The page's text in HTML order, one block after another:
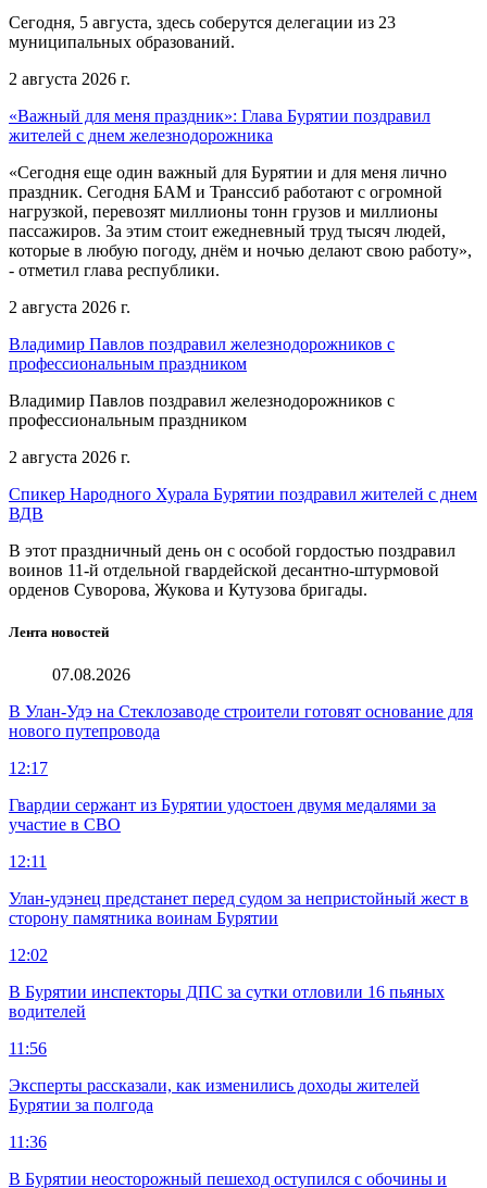
Сегодня, 5 августа, здесь соберутся делегации из 23
муниципальных образований.
2 августа 2026 г.
«Важный для меня праздник»: Глава Бурятии поздравил
жителей с днем железнодорожника
«Сегодня еще один важный для Бурятии и для меня лично
праздник. Сегодня БАМ и Транссиб работают с огромной
нагрузкой, перевозят миллионы тонн грузов и миллионы
пассажиров. За этим стоит ежедневный труд тысяч людей,
которые в любую погоду, днём и ночью делают свою работу»,
- отметил глава республики.
2 августа 2026 г.
Владимир Павлов поздравил железнодорожников с
профессиональным праздником
Владимир Павлов поздравил железнодорожников с
профессиональным праздником
2 августа 2026 г.
Спикер Народного Хурала Бурятии поздравил жителей с днем
ВДВ
В этот праздничный день он с особой гордостью поздравил
воинов 11-й отдельной гвардейской десантно-штурмовой
орденов Суворова, Жукова и Кутузова бригады.
Лента новостей
07.08.2026
В Улан-Удэ на Стеклозаводе строители готовят основание для
нового путепровода
12:17
Гвардии сержант из Бурятии удостоен двумя медалями за
участие в СВО
12:11
Улан-удэнец предстанет перед судом за непристойный жест в
сторону памятника воинам Бурятии
12:02
В Бурятии инспекторы ДПС за сутки отловили 16 пьяных
водителей
11:56
Эксперты рассказали, как изменились доходы жителей
Бурятии за полгода
11:36
В Бурятии неосторожный пешеход оступился с обочины и